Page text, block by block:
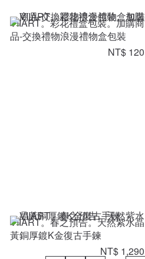
VIIART。彩花禮盒包裝。加購商
品-交換禮物浪漫禮物盒包裝
NT$ 120
VIIART。春之預告。天然紫水晶
黃銅厚鍍K金復古手鍊
NT$ 1,290